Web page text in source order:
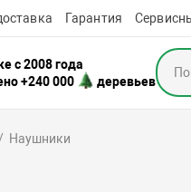
Гарантия
с 2008 года
+240 000
деревьев
Наушники